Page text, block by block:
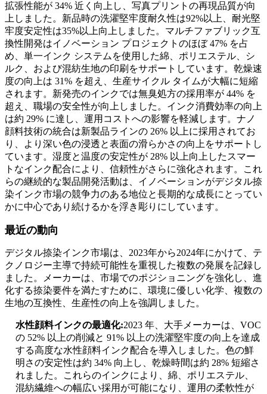
拡張性能が 34% 近く向上し、写真プリントの再現品質が向
上しました。新品時の洗濯堅牢度耐久性は92%以上、耐光堅
牢度安定性は35%以上向上しました。マルチファブリック互
換性開発はイノベーション プロジェクトのほぼ 47% を占
め、単一インク システムを使用した綿、ポリエステル、シ
ルク、および混紡生地の印刷をサポートしています。乾燥速
度の向上は 31% を超え、生産サイクル タイムが大幅に短縮
されます。新発売のインクでは無臭処方の採用率が 44% を
超え、職場の安全性が向上しました。インク消費効率の向上
は約 29% に達し、運用コストへの影響を軽減します。ナノ
顔料技術の統合は新製品ラインの 26% 以上に採用されてお
り、より深い色の浸透と表面の滑らかさの向上をサポートし
ています。湿度と温度の安定性が 28% 以上向上したスマー
トなインク配合により、信頼性がさらに強化されます。これ
らの継続的な製品開発活動は、イノベーションがデジタル捺
染インク市場の競争力のある地位と長期的な成長にとってい
かに中心であり続けるかを浮き彫りにしています。
最近の動向
デジタル捺染インク市場は、2023年から2024年にかけて、テ
クノロジー主導で持続可能性を重視した複数の発展を記録し
ました。メーカーは、市場でのポジショニングを強化し、進
化する捺染要件を満たすために、環境に優しい化学、複数の
生地の互換性、生産性の向上を強調しました。
水性顔料インクの最適化:2023 年、大手メーカーは、VOC
の 52% 以上の削減と 91% 以上の洗濯堅牢度の向上を達成
する高度な水性顔料インク配合を導入しました。色の鮮
明さの安定性は約 34% 向上し、乾燥時間は約 28% 短縮さ
れました。これらのインクにより、綿、ポリエステル、
混紡繊維への幅広い採用が可能になり、運用の柔軟性が